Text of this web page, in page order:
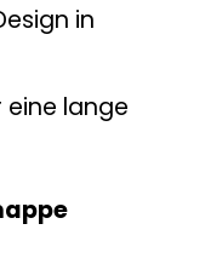
in
lange